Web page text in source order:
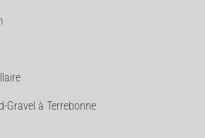
Gravel à Terrebonne